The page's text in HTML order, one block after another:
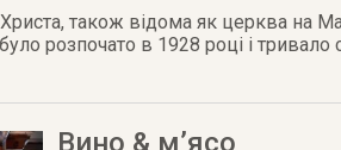
також відома як церква на
розпочато в 1928 році і
Вино & м’ясо